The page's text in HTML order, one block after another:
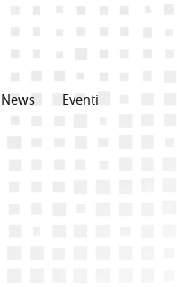
News Eventi